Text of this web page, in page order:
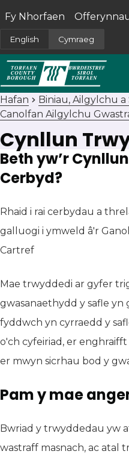
English Cymraeg
Fy Nhorfaen
(yn agor mewn tab
Hafan
Biniau, Ailgylchu
Canolfan Ailgylchu
Cynllun
Beth yw’r
Cerbyd?
Rhaid i rai cerbydau a
galluogi i ymweld â'r
Cartref
Mae trwyddedi ar gyfer
gwasanaethydd y safle
fyddwch yn cyrraedd y
o'ch cyfeiriad, er
er mwyn sicrhau bod y
Pam y mae
Bwriad y trwyddedau yw
wastraff masnach, ac atal